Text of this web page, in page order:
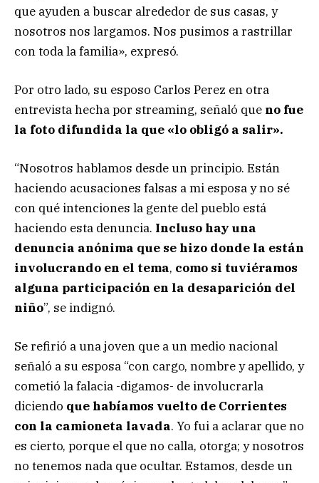
que ayuden a buscar alrededor de sus casas, y
nosotros nos largamos. Nos pusimos a rastrillar
con toda la familia», expresó.
Por otro lado, su esposo Carlos Perez en otra
entrevista hecha por streaming, señaló que no fue
la foto difundida la que «lo obligó a salir».
“Nosotros hablamos desde un principio. Están
haciendo acusaciones falsas a mi esposa y no sé
con qué intenciones la gente del pueblo está
haciendo esta denuncia. Incluso hay una
denuncia anónima que se hizo donde la están
involucrando en el tema, como si tuviéramos
alguna participación en la desaparición del
niño”, se indignó.
Se refirió a una joven que a un medio nacional
señaló a su esposa “con cargo, nombre y apellido, y
cometió la falacia -digamos- de involucrarla
diciendo que habíamos vuelto de Corrientes
con la camioneta lavada. Yo fui a aclarar que no
es cierto, porque el que no calla, otorga; y nosotros
no tenemos nada que ocultar. Estamos, desde un